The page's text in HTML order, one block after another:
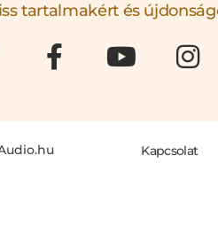
tartalmakért és
Kapcsolat